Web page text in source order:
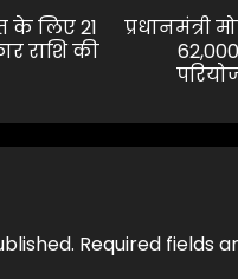
Previous
के लिए 21
राशि की
प्रधानमंत्री
Required fields